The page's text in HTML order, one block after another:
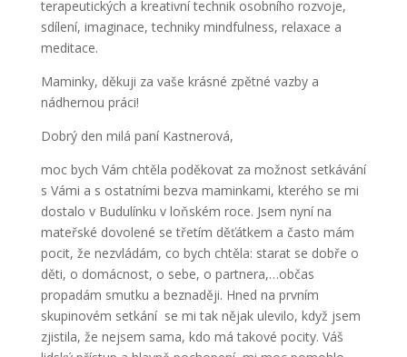
terapeutických a kreativní technik osobního rozvoje,
sdílení, imaginace, techniky mindfulness, relaxace a
meditace.
Maminky, děkuji za vaše krásné zpětné vazby a
nádhernou práci!
Dobrý den milá paní Kastnerová,
moc bych Vám chtěla poděkovat za možnost setkávání
s Vámi a s ostatními bezva maminkami, kterého se mi
dostalo v Budulínku v loňském roce. Jsem nyní na
mateřské dovolené se třetím děťátkem a často mám
pocit, že nezvládám, co bych chtěla: starat se dobře o
děti, o domácnost, o sebe, o partnera,…občas
propadám smutku a beznaději. Hned na prvním
skupinovém setkání se mi tak nějak ulevilo, když jsem
zjistila, že nejsem sama, kdo má takové pocity. Váš